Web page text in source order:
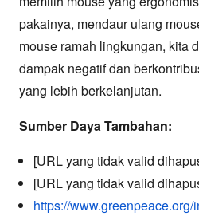
pakainya, mendaur ulang
mouse ramah lingkungan, kita
dampak negatif dan
yang lebih berkelanjutan.
Sumber Daya Tambahan:
[URL yang tidak valid
[URL yang tidak valid
https://